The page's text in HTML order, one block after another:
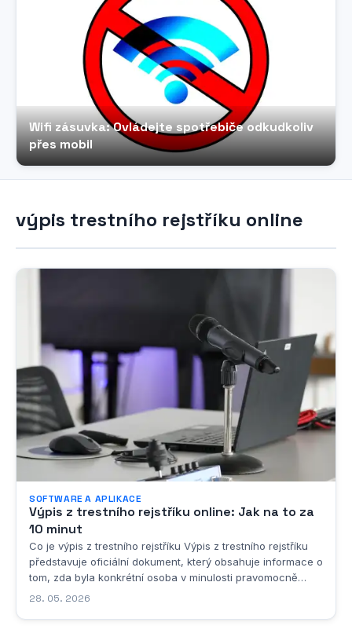
Wifi zásuvka: Ovládejte spotřebiče odkudkoliv
přes mobil
výpis trestního rejstříku online
SOFTWARE A APLIKACE
Výpis z trestního rejstříku online: Jak na to za
10 minut
Co je výpis z trestního rejstříku Výpis z trestního rejstříku
představuje oficiální dokument, který obsahuje informace o
tom, zda byla konkrétní osoba v minulosti pravomocně
odsouzena za spáchání trestného činu. Tento dokument
28. 05. 2026